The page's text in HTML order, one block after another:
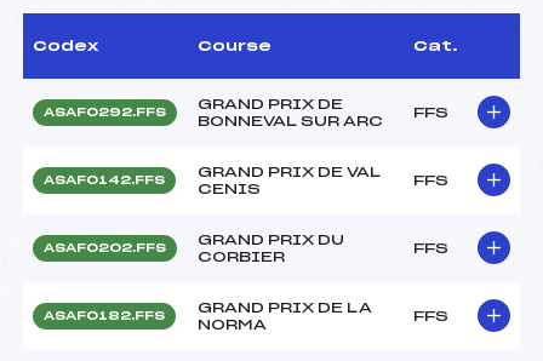
Codex Course Cat.
ASAF0292.FFS
GRAND PRIX DE
BONNEVAL SUR ARC
FFS
ASAF0142.FFS
GRAND PRIX DE VAL
CENIS
FFS
ASAF0202.FFS
GRAND PRIX DU
CORBIER
FFS
ASAF0182.FFS
GRAND PRIX DE LA
NORMA
FFS